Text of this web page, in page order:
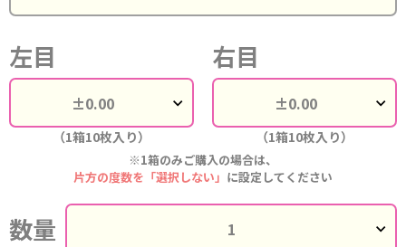
左目
（1箱10枚入り）
右目
（1箱10枚入り）
※1箱のみご購入の場合は、
片方の度数を「選択しない」 に設定してください
数量